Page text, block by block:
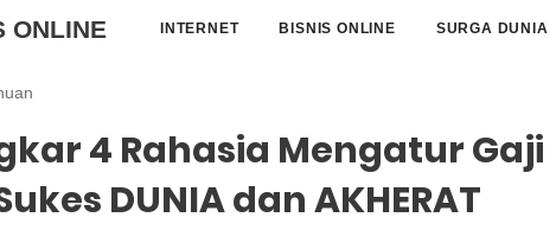
ONLINE INTERNET BISNIS ONLINE SURGA DUNIA
4 Rahasia Mengatur Gaji
DUNIA dan AKHERAT